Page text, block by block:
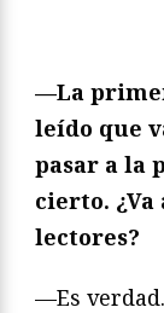
—La
leído que
pasar a la
cierto. ¿Va
lectores?
—Es